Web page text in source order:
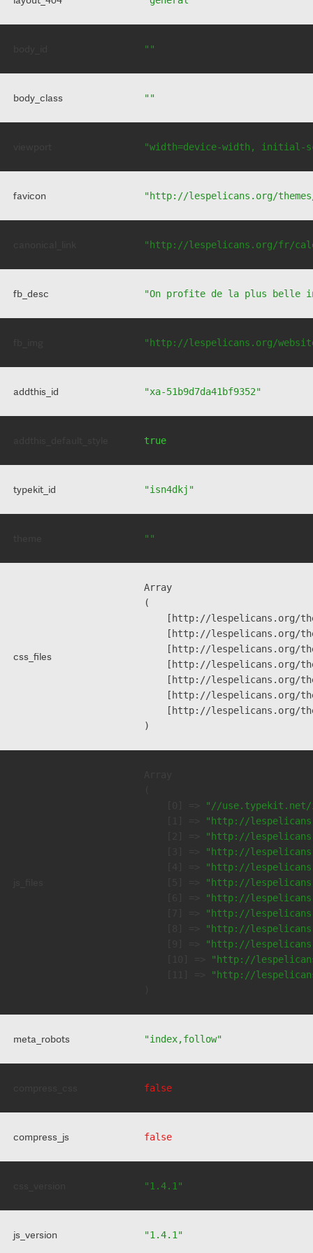
""
body_class ""
"width=device-width, initial-
favicon "http://lespelicans.org/
"http://lespelicans.org/fr/
fb_desc "On profite de la plus belle
"http://lespelicans.org/
addthis_id "xa-51b9d7da41bf9352"
true
typekit_id "isn4dkj"
""
css_files
Array
(
[http://lespelicans.org/
[http://lespelicans.org/
[http://lespelicans.org/
[http://lespelicans.org/
[http://lespelicans.org/
[http://lespelicans.org/
[http://lespelicans.org/
"//
"http://
"http://
"http://
"http://
"http://
"http://
"http://
"http://
"http://
"http://
"http://
meta_robots "index,follow"
false
compress_js false
"1.4.1"
js_version "1.4.1"